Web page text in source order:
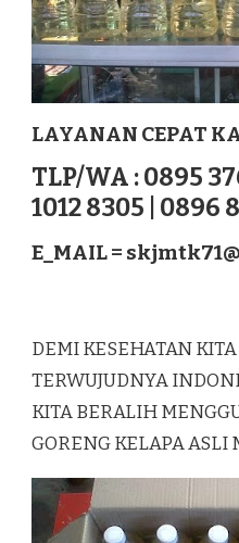
LAYANAN CEPAT
TLP/WA : 0895
1012 8305 | 0896
E_MAIL =
DEMI KESEHATAN
TERWUJUDNYA
KITA BERALIH
GORENG KELAPA